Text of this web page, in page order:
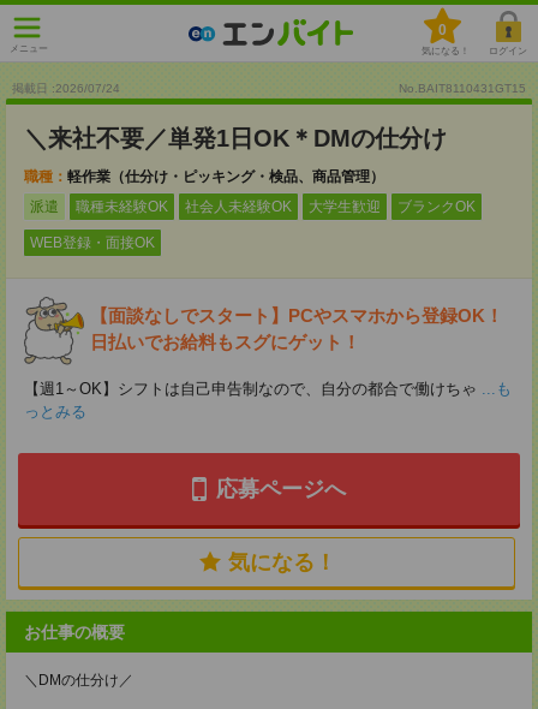
メニュー
0
気になる！ ログイン
掲載日 :2026/07/24 No.BAIT8110431GT15
＼来社不要／単発1日OK＊DMの仕分け
職種： 軽作業（仕分け・ピッキング・検品、商品管理）
派遣
職種未経験OK 社会人未経験OK 大学生歓迎 ブランクOK
WEB登録・面接OK
【面談なしでスタート】PCやスマホから登録OK！
日払いでお給料もスグにゲット！
【週1～OK】シフトは自己申告制なので、自分の都合で働けちゃ ...も
っとみる
応募ページへ
気になる！
お仕事の概要
＼DMの仕分け／